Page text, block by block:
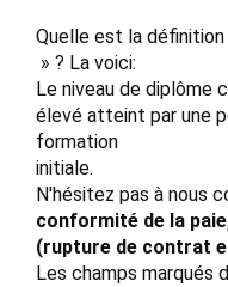
Quelle est la
» ? La voici:
Le niveau de diplôme
élevé atteint par une
formation
initiale.
N'hésitez pas à nous
conformité de la
(rupture de contrat
Les champs marqués